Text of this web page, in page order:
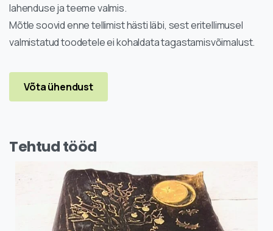
lahenduse ja teeme valmis.
Mõtle soovid enne tellimist hästi läbi, sest eritellimusel
valmistatud toodetele ei kohaldata tagastamisvõimalust.
Võta ühendust
Tehtud tööd